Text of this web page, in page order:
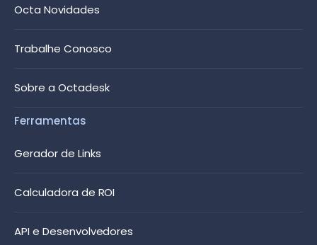
Octa Novidades
Trabalhe Conosco
Sobre a Octadesk
Ferramentas
Gerador de Links
Calculadora de ROI
API e Desenvolvedores